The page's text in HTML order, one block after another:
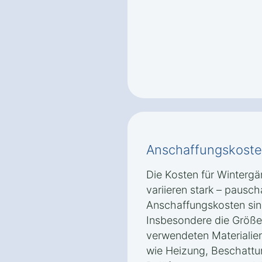
Die Kosten für
variieren stark –
Anschaffungskosten
Insbesondere die
verwendeten
wie Heizung,